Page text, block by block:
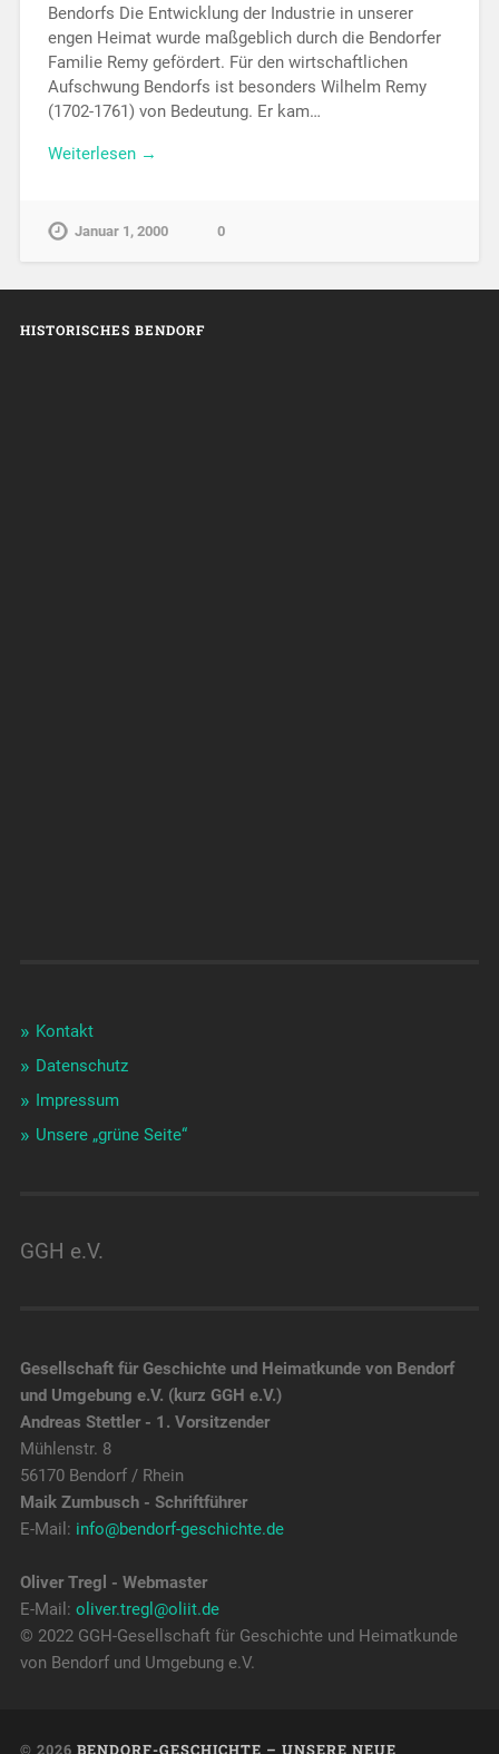
Bendorfs Die Entwicklung der Industrie in unserer
engen Heimat wurde maßgeblich durch die Bendorfer
Familie Remy gefördert. Für den wirtschaftlichen
Aufschwung Bendorfs ist besonders Wilhelm Remy
(1702-1761) von Bedeutung. Er kam…
Weiterlesen →
Januar 1, 2000 0
HISTORISCHES BENDORF
Kontakt
Datenschutz
Impressum
Unsere „grüne Seite“
GGH e.V.
Gesellschaft für Geschichte und Heimatkunde von Bendorf
und Umgebung e.V. (kurz GGH e.V.)
Andreas Stettler - 1. Vorsitzender
Mühlenstr. 8
56170 Bendorf / Rhein
Maik Zumbusch - Schriftführer
E-Mail: info@bendorf-geschichte.de
Oliver Tregl - Webmaster
E-Mail: oliver.tregl@oliit.de
© 2022 GGH-Gesellschaft für Geschichte und Heimatkunde
von Bendorf und Umgebung e.V.
© 2026 BENDORF-GESCHICHTE – UNSERE NEUE